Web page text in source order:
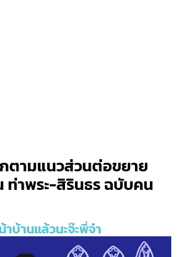
ตามแนวส่วนต่อขยาย
ท่าพระ-สิรินธร ฉบับคน
บ้านแล้วนะจ๊ะพี่จ๋า